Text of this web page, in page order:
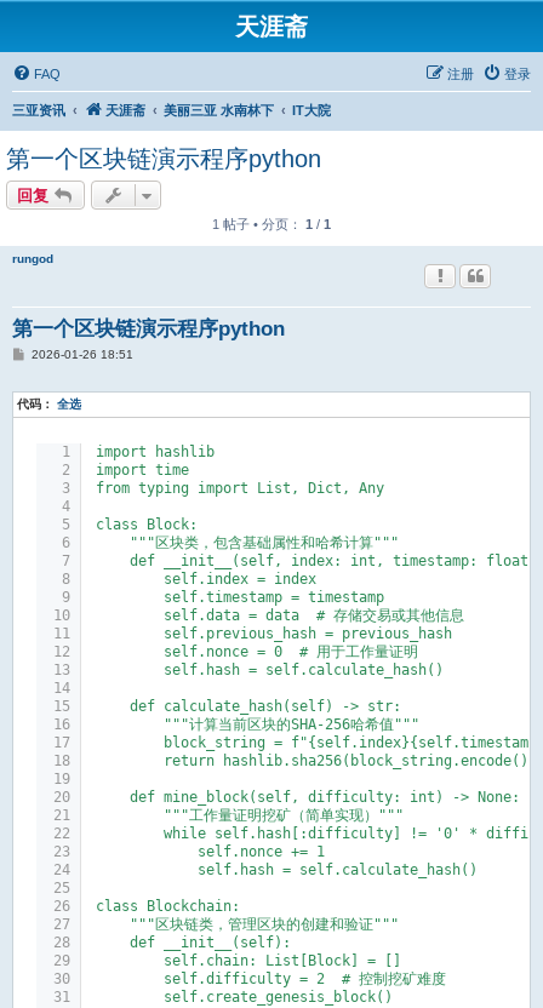
天涯斋
FAQ 登录
注册
三亚资讯 天涯斋 美丽三亚 水南林下 IT大院
第一个区块链演示程序python
回复
1 帖子 • 分页： 1 / 1
rungod
第一个区块链演示程序python
帖
2026-01-26 18:51
代码： 全选
import hashlib
import time
from typing import List, Dict, Any
class Block:
    """区块类，包含基础属性和哈希计算"""
def __init__(self, index: int, timestamp:
        self.index = index
        self.timestamp = timestamp
        self.data = data  # 存储交易或其他信息
        self.previous_hash = previous_hash
        self.nonce = 0  # 用于工作量证明
        self.hash = self.calculate_hash()
    def calculate_hash(self) -> str:
        """计算当前区块的SHA-256哈希值"""
block_string =
return
    def mine_block(self, difficulty: int) -> None:
        """工作量证明挖矿（简单实现）"""
while self.hash[:difficulty] != '0' *
            self.nonce += 1
            self.hash = self.calculate_hash()
class Blockchain:
    """区块链类，管理区块的创建和验证"""
    def __init__(self):
        self.chain: List[Block] = []
        self.difficulty = 2  # 控制挖矿难度
        self.create_genesis_block()